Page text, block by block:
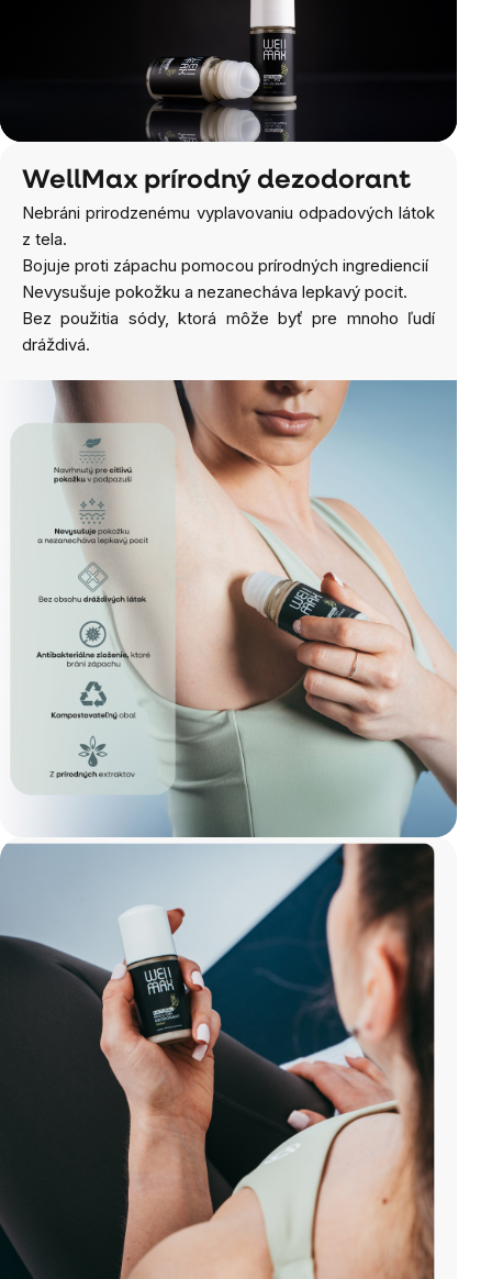
WellMax prírodný dezodorant
Nebráni prirodzenému vyplavovaniu odpadových látok
z tela.
Bojuje proti zápachu pomocou prírodných ingrediencií
Nevysušuje pokožku a nezanecháva lepkavý pocit.
Bez použitia sódy, ktorá môže byť pre mnoho ľudí
dráždivá.